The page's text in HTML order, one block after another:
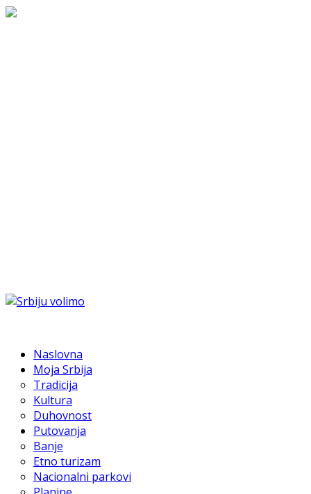
Naslovna
Moja Srbija
Tradicija
Kultura
Duhovnost
Putovanja
Banje
Etno turizam
Nacionalni parkovi